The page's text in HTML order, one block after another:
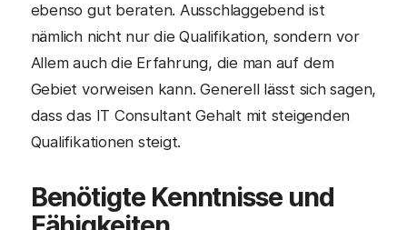
ebenso gut beraten. Ausschlaggebend ist
nämlich nicht nur die Qualifikation, sondern vor
Allem auch die Erfahrung, die man auf dem
Gebiet vorweisen kann. Generell lässt sich sagen,
dass das IT Consultant Gehalt mit steigenden
Qualifikationen steigt.
Benötigte Kenntnisse und